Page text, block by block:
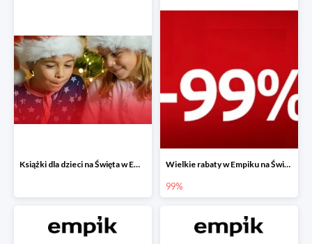
Książki dla dzieci na Święta w Empiku do -40% Wielkie rabaty w Empiku na Święta - piąty produkt -99%
99%